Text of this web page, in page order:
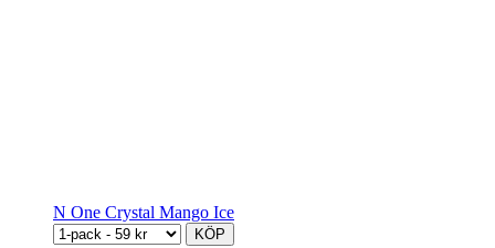
N One Crystal Mango Ice
KÖP